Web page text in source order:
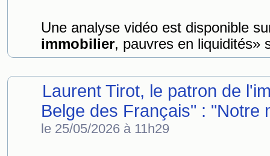
Une analyse vidéo est disponible
immobilier, pauvres en liquidités»
Laurent Tirot, le patron de
Belge des Français" : "Notre
le 25/05/2026 à 11h29